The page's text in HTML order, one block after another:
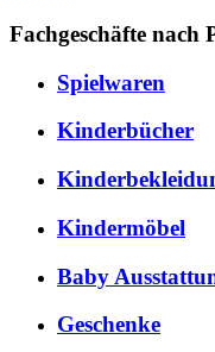
Fachgeschäfte nach
Spielwaren
Kinderbücher
Kindermöbel
Baby
Geschenke